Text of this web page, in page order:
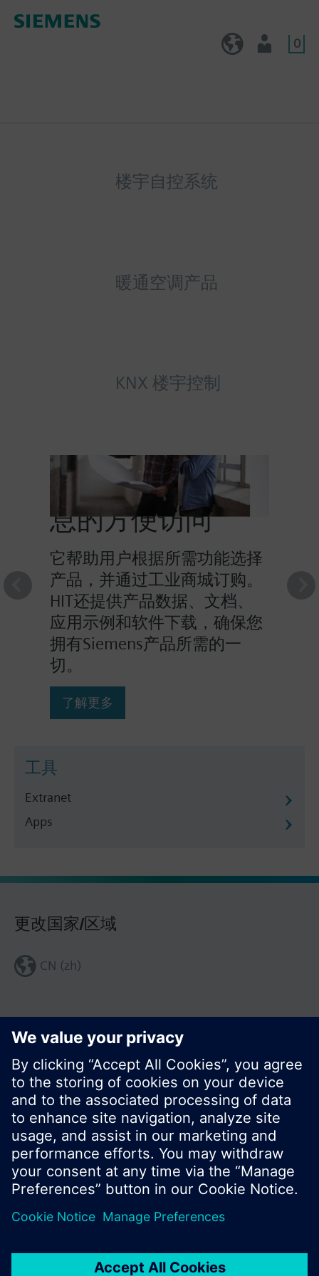
0
楼宇自控系统
暖通空调产品
KNX 楼宇控制
HIT提供对产品信
息的方便访问
它帮助用户根据所需功能选择
产品，并通过工业商城订购。
HIT还提供产品数据、文档、
应用示例和软件下载，确保您
拥有Siemens产品所需的一
切。
了解更多
工具
Extranet
Apps
更改国家/区域
CN (zh)